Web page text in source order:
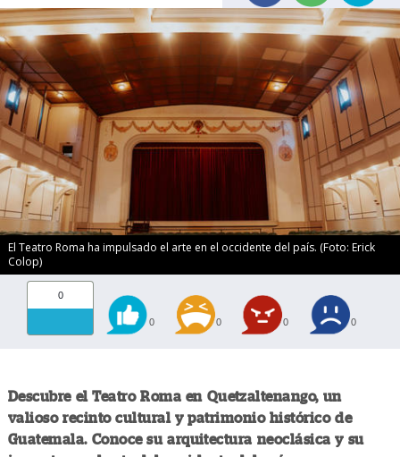
El Teatro Roma ha impulsado el arte en el occidente del país. (Foto: Erick
Colop)
0
0 0 0 0
Descubre el Teatro Roma en Quetzaltenango, un
valioso recinto cultural y patrimonio histórico de
Guatemala. Conoce su arquitectura neoclásica y su